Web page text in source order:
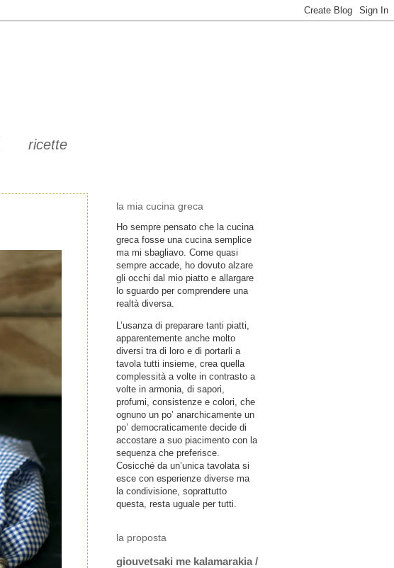
ricette
la mia cucina greca
Ho sempre pensato che la cucina
greca fosse una cucina semplice
ma mi sbagliavo. Come quasi
sempre accade, ho dovuto alzare
gli occhi dal mio piatto e allargare
lo sguardo per comprendere una
realtà diversa.
L’usanza di preparare tanti piatti,
apparentemente anche molto
diversi tra di loro e di portarli a
tavola tutti insieme, crea quella
complessità a volte in contrasto a
volte in armonia, di sapori,
profumi, consistenze e colori, che
ognuno un po’ anarchicamente un
po’ democraticamente decide di
accostare a suo piacimento con la
sequenza che preferisce.
Cosicché da un’unica tavolata si
esce con esperienze diverse ma
la condivisione, soprattutto
questa, resta uguale per tutti.
la proposta
giouvetsaki me kalamarakia /